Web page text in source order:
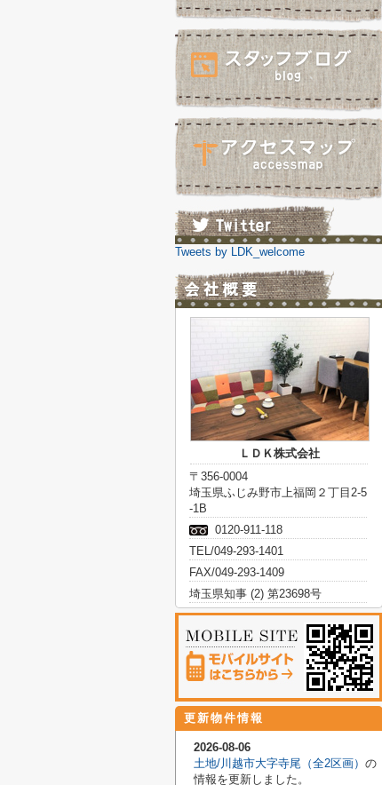
Tweets by LDK_welcome
ＬＤＫ株式会社
〒356-0004
埼玉県ふじみ野市上福岡２丁目2-5
-1B
0120-911-118
TEL/049-293-1401
FAX/049-293-1409
埼玉県知事 (2) 第23698号
更新物件情報
2026-08-06
土地/川越市大字寺尾（全2区画） の
情報を更新しました。